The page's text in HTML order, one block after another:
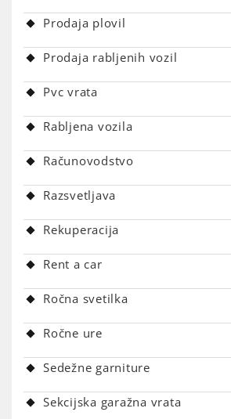
Prodaja plovil
Prodaja rabljenih vozil
Pvc vrata
Rabljena vozila
Računovodstvo
Razsvetljava
Rekuperacija
Rent a car
Ročna svetilka
Ročne ure
Sedežne garniture
Sekcijska garažna vrata